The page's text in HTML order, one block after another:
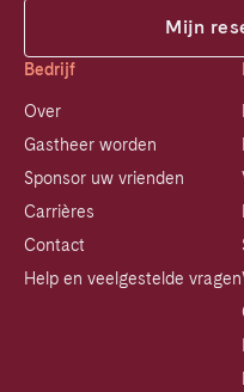
Mijn
Bedrijf
Over
Gastheer worden
Sponsor uw vrienden
Carrières
Contact
Help en veelgestelde vragen